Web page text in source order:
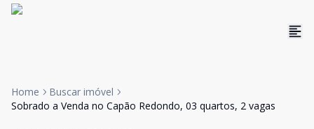
Home
Buscar imóvel
Sobrado a Venda no Capão Redondo, 03 quartos, 2 vagas